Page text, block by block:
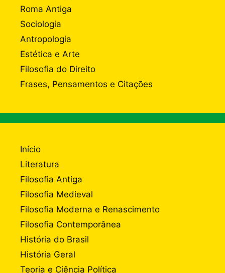
Roma Antiga
Sociologia
Antropologia
Estética e Arte
Filosofia do Direito
Frases, Pensamentos e Citações
Início
Literatura
Filosofia Antiga
Filosofia Medieval
Filosofia Moderna e Renascimento
Filosofia Contemporânea
História do Brasil
História Geral
Teoria e Ciência Política